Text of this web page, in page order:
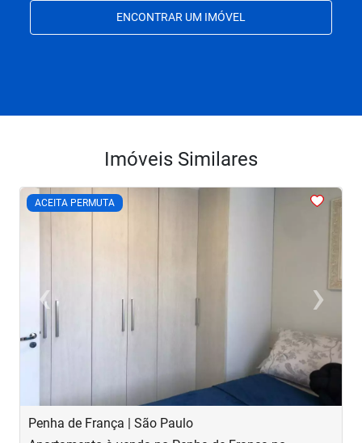
ENCONTRAR UM IMÓVEL
Imóveis Similares
ACEITA PERMUTA
<<<<
‹
Previous ›Next
Penha de França | São Paulo